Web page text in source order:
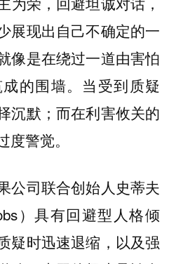
展现出自己不确定的一
像是在绕过一道由害怕
的围墙。当受到质疑
沉默；而在利害攸关的
警觉。
公司联合创始人史蒂夫
）具有回避型人格倾
疑时迅速退缩，以及强